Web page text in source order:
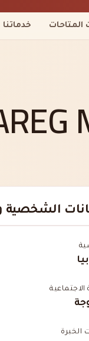
المتاحات خدماتنا
الشخصية
الاجتماعية
الخبرة